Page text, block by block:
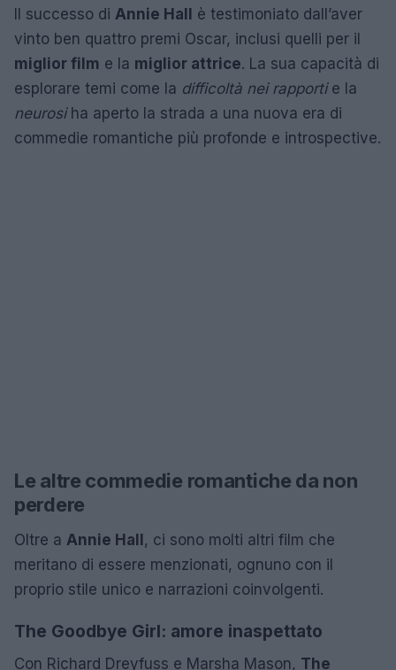
Il successo di Annie Hall è testimoniato dall’aver
vinto ben quattro premi Oscar, inclusi quelli per il
miglior film e la miglior attrice. La sua capacità di
esplorare temi come la difficoltà nei rapportie la
neurosiha aperto la strada a una nuova era di
commedie romantiche più profonde e introspective.
Le altre commedie romantiche da non
perdere
Oltre a Annie Hall, ci sono molti altri film che
meritano di essere menzionati, ognuno con il
proprio stile unico e narrazioni coinvolgenti.
The Goodbye Girl: amore inaspettato
Con Richard Dreyfuss e Marsha Mason, The